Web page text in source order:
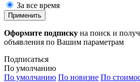
За все время
Применить
Оформите подписку на поиск и
объявления по Вашим параметрам
Подписаться
По умолчанию
По умолчанию По новизне По